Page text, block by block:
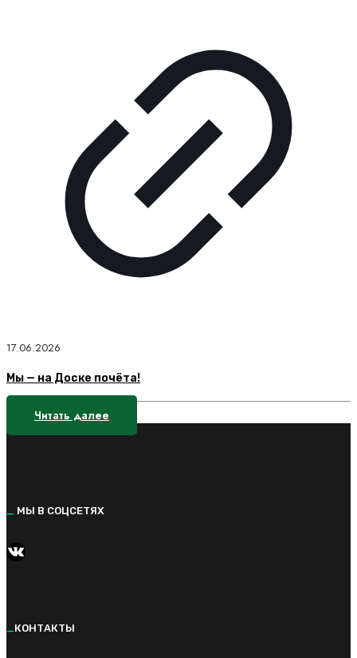
17.06.2026
Мы — на Доске почёта!
Читать далее
_ МЫ В СОЦСЕТЯХ
https://vk.com/kvantorium92
КОНТАКТЫ